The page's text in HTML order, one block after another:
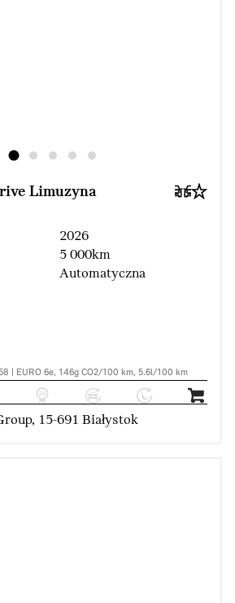
Limuzyna
2026
5 000km
Automatyczna
| EURO 6e, 146g CO2/100 km, 5.6l/100 km
15-691 Białystok